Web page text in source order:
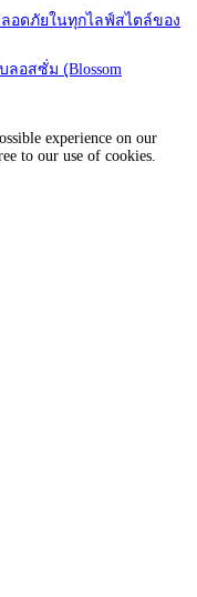
ลอดภัยในทุกไลฟ์สไตล์ของ
ลอสซั่ม (ฺBlossom
experience on our
to our use of cookies.